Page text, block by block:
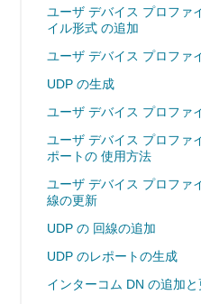
ユーザ デバイス プロファ
イル形式 の追加
ユーザ デバイス プロファ
UDP の生成
ユーザ デバイス プロファ
ユーザ デバイス プロファ
ポートの 使用方法
ユーザ デバイス プロファ
線の更新
UDP の 回線の追加
UDP のレポートの生成
インターコム DN の追加